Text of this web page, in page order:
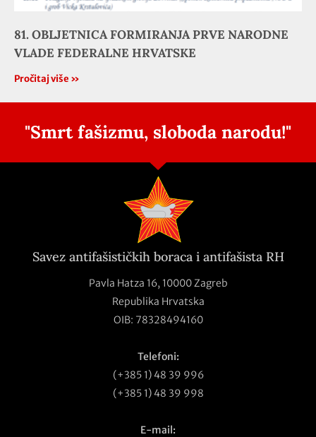
81. OBLJETNICA FORMIRANJA PRVE NARODNE
VLADE FEDERALNE HRVATSKE
Pročitaj više »
"Smrt fašizmu, sloboda narodu!"
Savez antifašističkih boraca i antifašista RH
Pavla Hatza 16, 10000 Zagreb
Republika Hrvatska
OIB: 78328494160
Telefoni:
(+385 1) 48 39 996
(+385 1) 48 39 998
E-mail: